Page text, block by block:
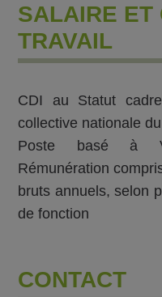
SALAIRE ET
TRAVAIL
CDI au Statut
collective nationale
Poste basé à
Rémunération
bruts annuels, selon
de fonction
CONTACT